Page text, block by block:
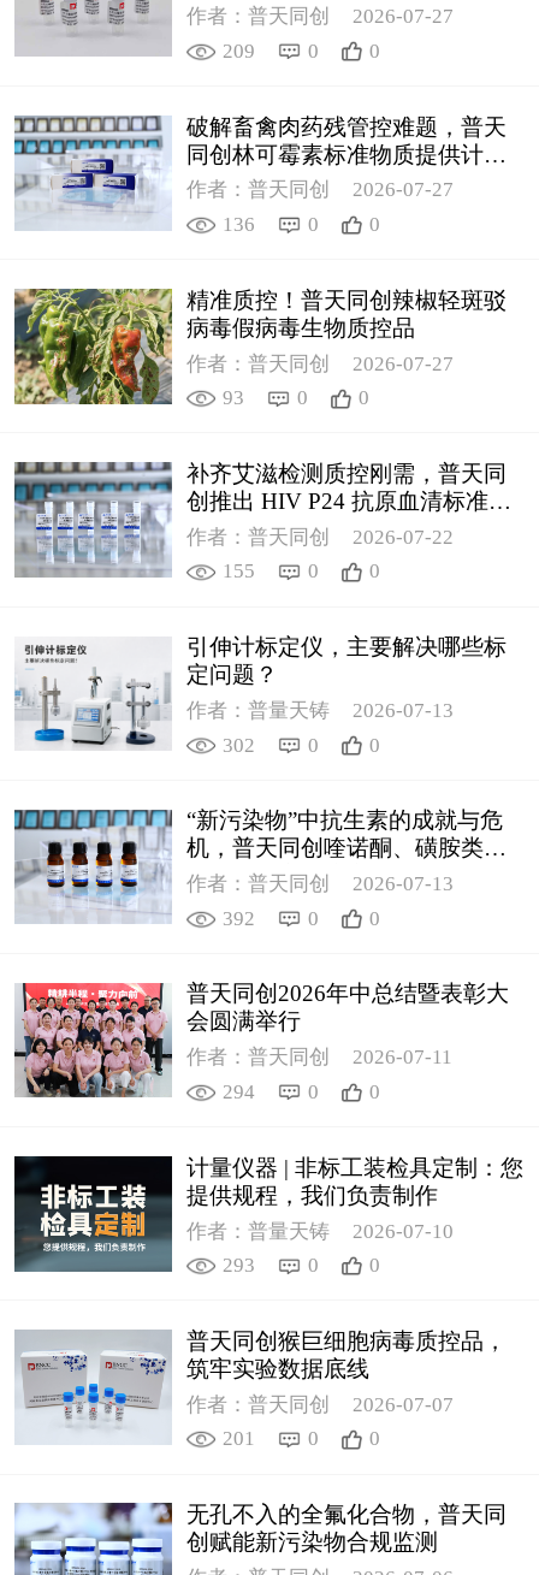
作者：普天同创
2026-07-27
209
0 0
破解畜禽肉药残管控难题，普天
同创林可霉素标准物质提供计量
支撑
作者：普天同创
2026-07-27
136
0 0
精准质控！普天同创辣椒轻斑驳
病毒假病毒生物质控品
作者：普天同创
2026-07-27
93
0 0
补齐艾滋检测质控刚需，普天同
创推出 HIV P24 抗原血清标准物
质
作者：普天同创
2026-07-22
155
0 0
引伸计标定仪，主要解决哪些标
定问题？
作者：普量天铸
2026-07-13
302
0 0
“新污染物”中抗生素的成就与危
机，普天同创喹诺酮、磺胺类质
控新品筑牢环境安全防线
作者：普天同创
2026-07-13
392
0 0
普天同创2026年中总结暨表彰大
会圆满举行
作者：普天同创
2026-07-11
294
0 0
计量仪器 | 非标工装检具定制：您
提供规程，我们负责制作
作者：普量天铸
2026-07-10
293
0 0
普天同创猴巨细胞病毒质控品，
筑牢实验数据底线
作者：普天同创
2026-07-07
201
0 0
无孔不入的全氟化合物，普天同
创赋能新污染物合规监测